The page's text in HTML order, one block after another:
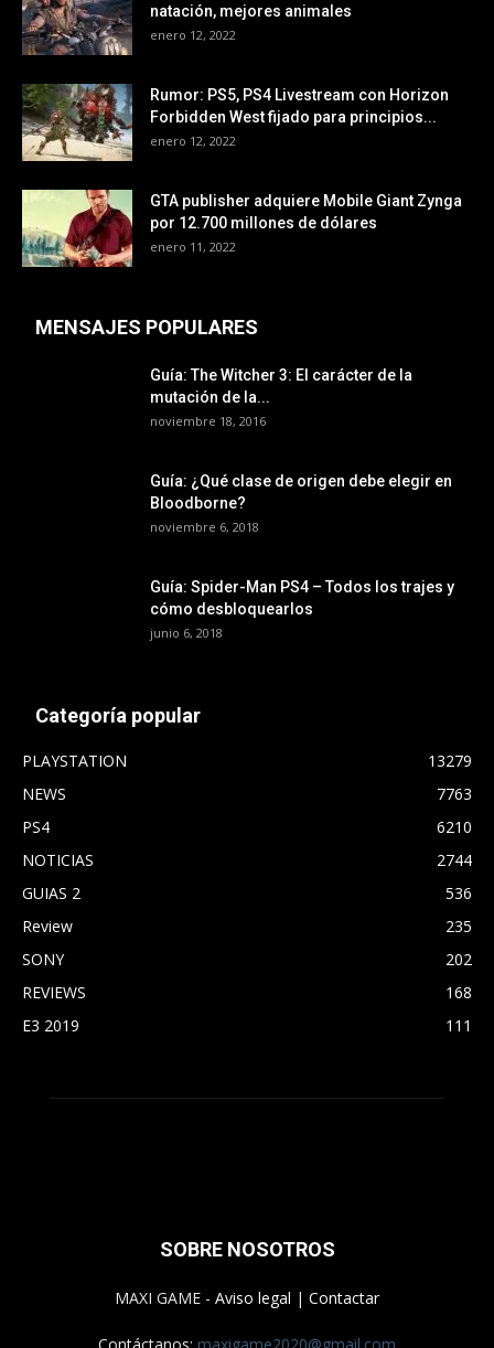
natación, mejores animales
enero 12, 2022
Rumor: PS5, PS4 Livestream con Horizon
Forbidden West fijado para principios...
enero 12, 2022
GTA publisher adquiere Mobile Giant Zynga
por 12.700 millones de dólares
enero 11, 2022
MENSAJES POPULARES
Guía: The Witcher 3: El carácter de la
mutación de la...
noviembre 18, 2016
Guía: ¿Qué clase de origen debe elegir en
Bloodborne?
noviembre 6, 2018
Guía: Spider-Man PS4 – Todos los trajes y
cómo desbloquearlos
junio 6, 2018
Categoría popular
PLAYSTATION
13279
NEWS
7763
PS4
6210
NOTICIAS
2744
GUIAS 2
536
Review
235
SONY
202
REVIEWS
168
E3 2019
111
SOBRE NOSOTROS
MAXI GAME - Aviso legal | Contactar